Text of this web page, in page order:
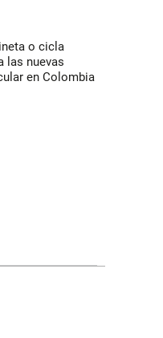
o cicla
las nuevas
en Colombia